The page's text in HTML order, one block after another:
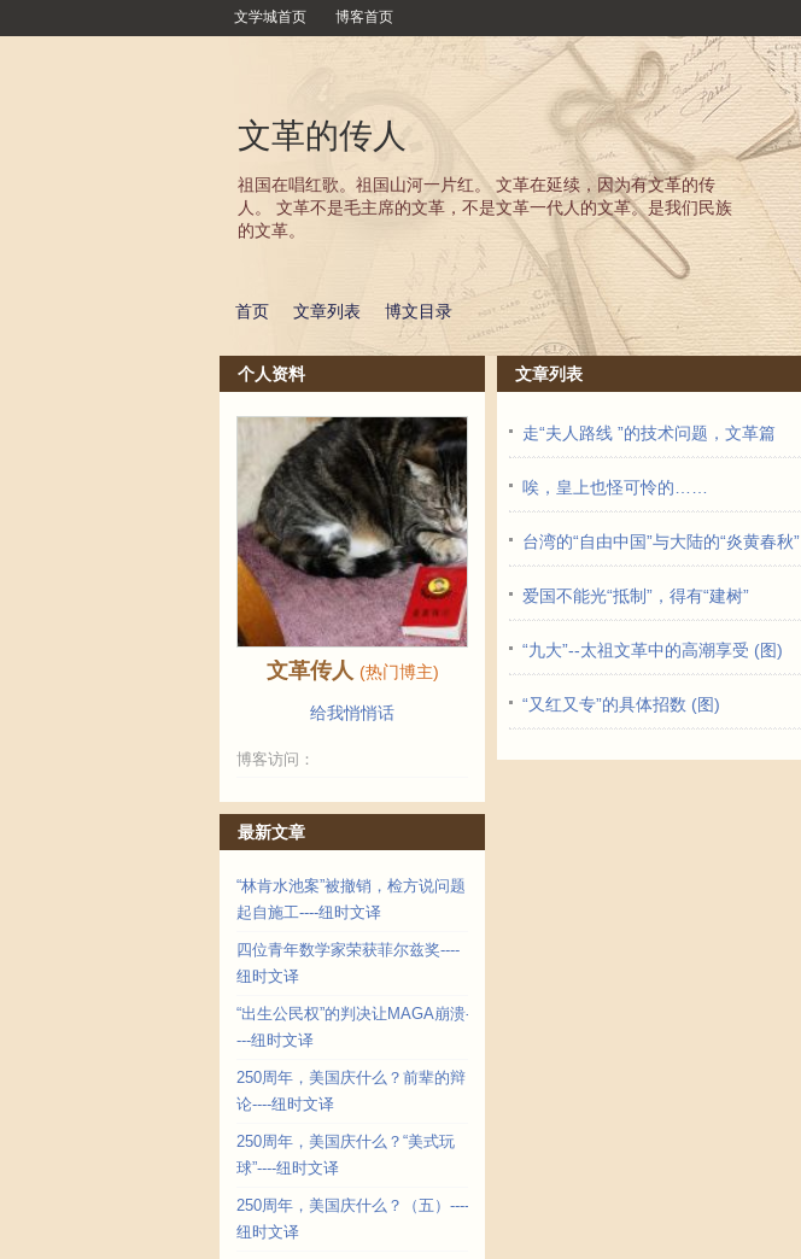
文学城首页 博客首页
文革的传人
祖国在唱红歌。祖国山河一片红。 文革在延续，因为有文革的传
人。 文革不是毛主席的文革，不是文革一代人的文革。是我们民族
的文革。
首页 文章列表 博文目录
个人资料
文革传人 (热门博主)
给我悄悄话
博客访问：
最新文章
“林肯水池案”被撤销，检方说问题
起自施工----纽时文译
四位青年数学家荣获菲尔兹奖----
纽时文译
“出生公民权”的判决让MAGA崩溃-
---纽时文译
250周年，美国庆什么？前辈的辩
论----纽时文译
250周年，美国庆什么？“美式玩
球”----纽时文译
250周年，美国庆什么？（五）----
纽时文译
文章列表
走“夫人路线 ”的技术问题，文革篇
唉，皇上也怪可怜的……
台湾的“自由中国”与大陆的“炎黄春秋”
爱国不能光“抵制”，得有“建树”
“九大”--太祖文革中的高潮享受 (图)
“又红又专”的具体招数 (图)